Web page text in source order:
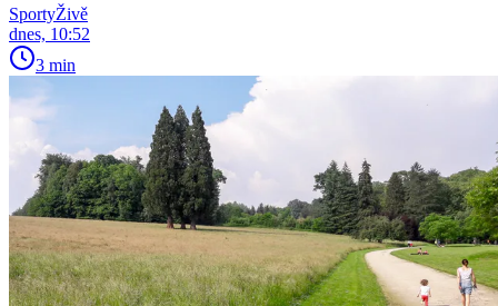
SportyŽivě
dnes, 10:52
3 min